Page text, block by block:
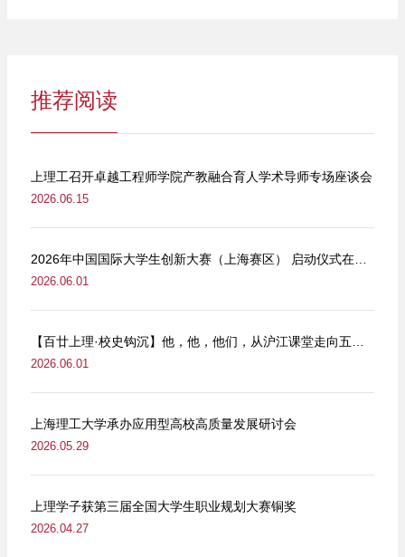
推荐阅读
上理工召开卓越工程师学院产教融合育人学术导师专场座谈会
2026.06.15
2026.06.01
2026.06.01
上海理工大学承办应用型高校高质量发展研讨会
2026.05.29
上理学子获第三届全国大学生职业规划大赛铜奖
2026.04.27